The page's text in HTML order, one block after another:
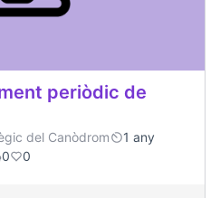
periòdic de
del Canòdrom
1 any
0 0